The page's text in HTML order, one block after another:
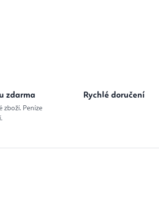
zdarma
zboží. Peníze
Rychlé doručení